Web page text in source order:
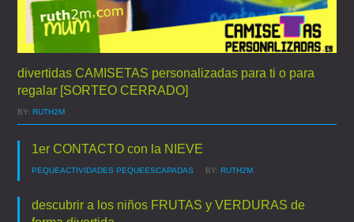
divertidas CAMISETAS personalizadas para ti o para
regalar [SORTEO CERRADO]
BY:RUTH2M
1er CONTACTO con la NIEVE
PEQUEACTIVIDADES PEQUEESCAPADAS BY:RUTH2M
descubrir a los niños FRUTAS y VERDURAS de